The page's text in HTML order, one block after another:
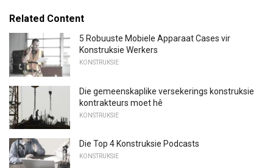
Related Content
5 Robuuste Mobiele Apparaat Cases vir
Konstruksie Werkers
KONSTRUKSIE
Die gemeenskaplike versekerings konstruksie
kontrakteurs moet hê
KONSTRUKSIE
Die Top 4 Konstruksie Podcasts
KONSTRUKSIE